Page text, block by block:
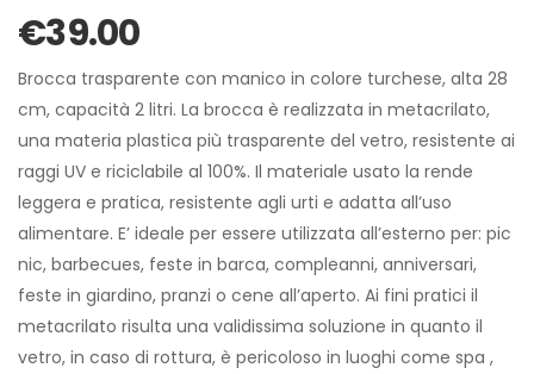
€39.00
Brocca trasparente con manico in colore turchese, alta 28
cm, capacità 2 litri. La brocca è realizzata in metacrilato,
una materia plastica più trasparente del vetro, resistente ai
raggi UV e riciclabile al 100%. Il materiale usato la rende
leggera e pratica, resistente agli urti e adatta all’uso
alimentare. E’ ideale per essere utilizzata all’esterno per: pic
nic, barbecues, feste in barca, compleanni, anniversari,
feste in giardino, pranzi o cene all’aperto. Ai fini pratici il
metacrilato risulta una validissima soluzione in quanto il
vetro, in caso di rottura, è pericoloso in luoghi come spa ,